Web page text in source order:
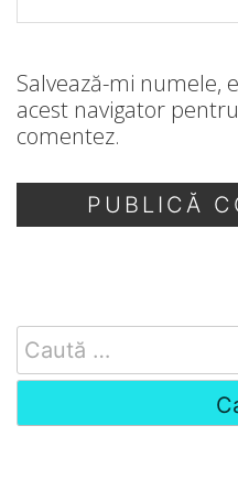
Salvează-mi numele,
acest navigator
comentez.
Search
for: